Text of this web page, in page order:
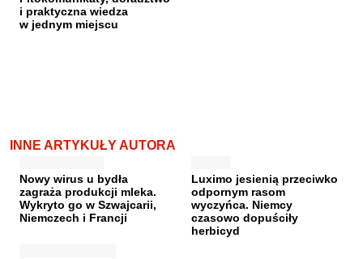
i praktyczna wiedza
w jednym miejscu
INNE ARTYKUŁY AUTORA
Nowy wirus u bydła
zagraża produkcji mleka.
Wykryto go w Szwajcarii,
Niemczech i Francji
Luximo jesienią przeciwko
odpornym rasom
wyczyńca. Niemcy
czasowo dopuściły
herbicyd